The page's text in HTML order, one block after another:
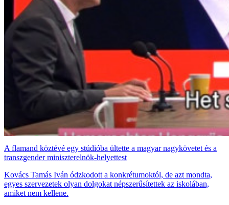
A flamand köztévé egy stúdióba ültette a magyar nagykövetet és a
transzgender miniszterelnök-helyettest
Kovács Tamás Iván ódzkodott a konkrétumoktól, de azt mondta,
egyes szervezetek olyan dolgokat népszerűsítettek az iskolában,
amiket nem kellene.